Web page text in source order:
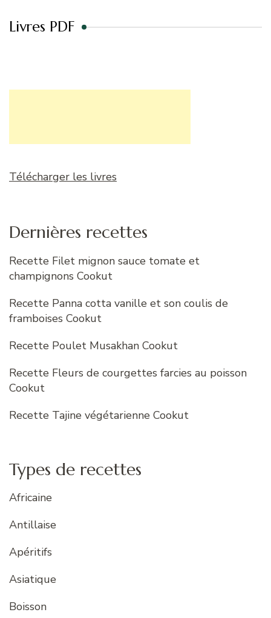
Livres PDF
Télécharger les livres
Dernières recettes
Recette Filet mignon sauce tomate et
champignons Cookut
Recette Panna cotta vanille et son coulis de
framboises Cookut
Recette Poulet Musakhan Cookut
Recette Fleurs de courgettes farcies au poisson
Cookut
Recette Tajine végétarienne Cookut
Types de recettes
Africaine
Antillaise
Apéritifs
Asiatique
Boisson